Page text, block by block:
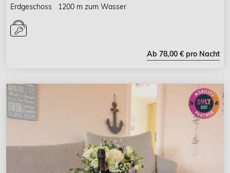
Erdgeschoss
1200 m zum Wasser
Ab 78,00 € pro Nacht